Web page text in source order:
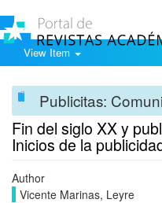
View Item
Publicitas:
Fin del siglo XX y
Inicios de la
Author
Vicente Marinas, Leyre